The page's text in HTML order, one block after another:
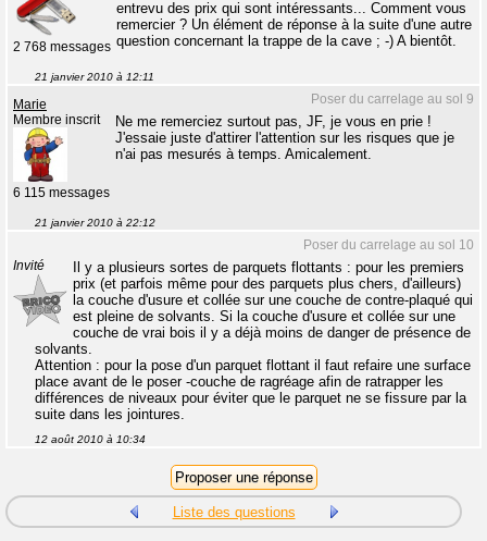
2 768 messages
entrevu des prix qui sont intéressants... Comment vous
remercier ? Un élément de réponse à la suite d'une autre
question concernant la trappe de la cave ; -) A bientôt.
21 janvier 2010 à 12:11
Poser du carrelage au sol 9
Marie
Membre inscrit
6 115 messages
Ne me remerciez surtout pas, JF, je vous en prie !
J'essaie juste d'attirer l'attention sur les risques que je
n'ai pas mesurés à temps. Amicalement.
21 janvier 2010 à 22:12
Poser du carrelage au sol 10
Invité
Il y a plusieurs sortes de parquets flottants : pour les premiers
prix (et parfois même pour des parquets plus chers, d'ailleurs)
la couche d'usure et collée sur une couche de contre-plaqué qui
est pleine de solvants. Si la couche d'usure et collée sur une
couche de vrai bois il y a déjà moins de danger de présence de
solvants.
Attention : pour la pose d'un parquet flottant il faut refaire une surface
place avant de le poser -couche de ragréage afin de ratrapper les
différences de niveaux pour éviter que le parquet ne se fissure par la
suite dans les jointures.
12 août 2010 à 10:34
Liste des questions